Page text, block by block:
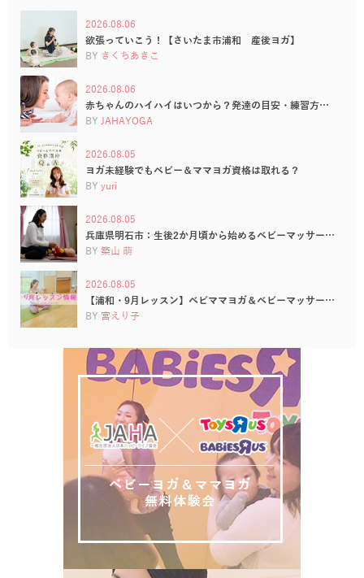
2026.08.06
欲張っていこう！【さいたま市浦和 産後ヨガ】
BY きくちあきこ
2026.08.06
赤ちゃんのハイハイはいつから？発達の目安・練習方…
BY JAHAYOGA
2026.08.05
ヨガ未経験でもベビー＆ママヨガ資格は取れる？
BY yuri
2026.08.05
兵庫県明石市：生後2か月頃から始めるベビーマッサー…
BY 築山 萌
2026.08.05
【浦和・9月レッスン】ベビママヨガ＆ベビーマッサー…
BY 宮えり子